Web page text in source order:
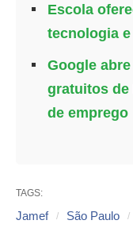
Escola
tecnologia
Google
gratuitos de
de emprego
TAGS:
Jamef São Paulo